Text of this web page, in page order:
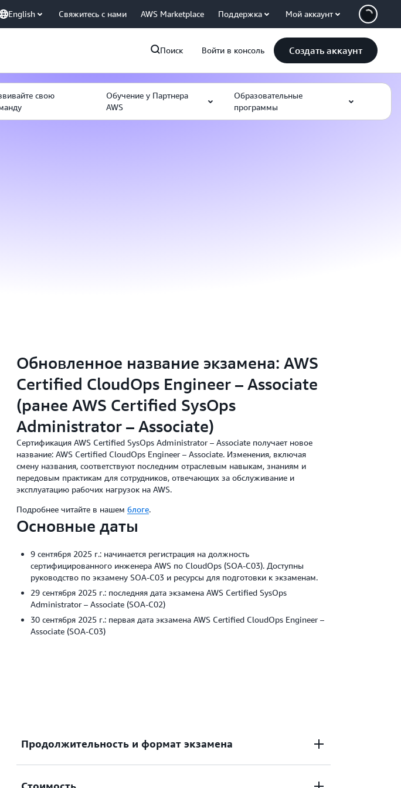
English Свяжитесь с нами AWS Marketplace Поддержка Мой аккаунт
Поиск Войти в консоль Создать аккаунт
свою
Обучение у Партнера
AWS
Образовательные
программы
Обновленное название экзамена: AWS
Certified CloudOps Engineer – Associate
(ранее AWS Certified SysOps
Administrator – Associate)
Сертификация AWS Certified SysOps Administrator – Associate получает новое
название: AWS Certified CloudOps Engineer – Associate. Изменения, включая
смену названия, соответствуют последним отраслевым навыкам, знаниям и
передовым практикам для сотрудников, отвечающих за обслуживание и
эксплуатацию рабочих нагрузок на AWS.
Подробнее читайте в нашем блоге.
Основные даты
9 сентября 2025 г.: начинается регистрация на должность
сертифицированного инженера AWS по CloudOps (SOA-C03). Доступны
руководство по экзамену SOA-C03 и ресурсы для подготовки к экзаменам.
29 сентября 2025 г.: последняя дата экзамена AWS Certified SysOps
Administrator – Associate (SOA-C02)
30 сентября 2025 г.: первая дата экзамена AWS Certified CloudOps Engineer –
Associate (SOA-C03)
Продолжительность и формат экзамена
Продолжительность экзамена: 130 минут